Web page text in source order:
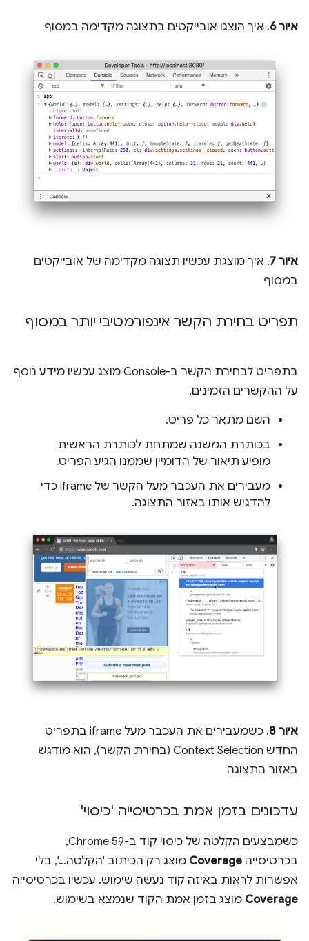
איור 6 . איך הוצגו אובייקטים בתצוגה מקדימה במסוף
איור 7
. איך מוצגת עכשיו תצוגה מקדימה של אובייקטים
במסוף
תפריט בחירת הקשר אינפורמטיבי יותר במסוף
בתפריט לבחירת הקשר ב-Console מוצג עכשיו מידע נוסף
על ההקשרים הזמינים.
השם מתאר כל פריט.
בכותרת המשנה שמתחת לכותרת הראשית
מופיע תיאור של הדומיין שממנו הגיע הפריט.
מעבירים את העכבר מעל הקשר של iframe כדי
להדגיש אותו באזור התצוגה.
איור 8
. כשמעבירים את העכבר מעל iframe בתפריט
החדש Context Selection (בחירת הקשר), הוא מודגש
באזור התצוגה
עדכונים בזמן אמת בכרטיסייה 'כיסוי'
כשמבצעים הקלטה של כיסוי קוד ב-Chrome 59,
בכרטיסייה Coverage מוצג רק הכיתוב 'הקלטה...', בלי
אפשרות לראות באיזה קוד נעשה שימוש. עכשיו בכרטיסייה
Coverage מוצג בזמן אמת הקוד שנמצא בשימוש.